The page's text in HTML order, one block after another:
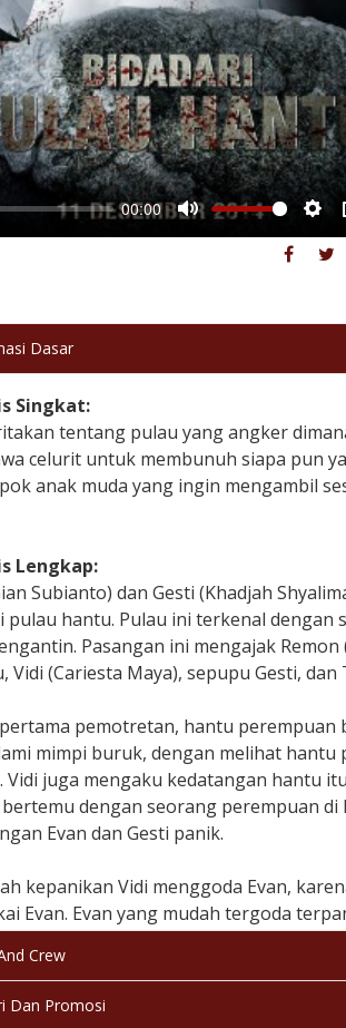
00:00
Mute
Dasar
Singkat:
tentang pulau yang angker
celurit untuk membunuh siapa pun
anak muda yang ingin mengambil
Lengkap:
Subianto) dan Gesti (Khadjah
pulau hantu. Pulau ini terkenal
Pasangan ini mengajak
Vidi (Cariesta Maya), sepupu Gesti, dan
pemotretan, hantu perempuan
mimpi buruk, dengan melihat hantu
Vidi juga mengaku kedatangan hantu
dengan seorang perempuan
Evan dan Gesti panik.
kepanikan Vidi menggoda Evan,
Evan. Evan yang mudah tergoda
Crew
Dan Promosi